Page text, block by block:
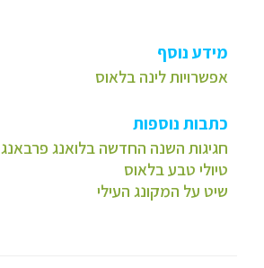
מידע נוסף
אפשרויות לינה בלאוס
כתבות נוספות
חגיגות השנה החדשה בלואנג פרבאנג
טיולי טבע בלאוס
שיט על המקונג העילי